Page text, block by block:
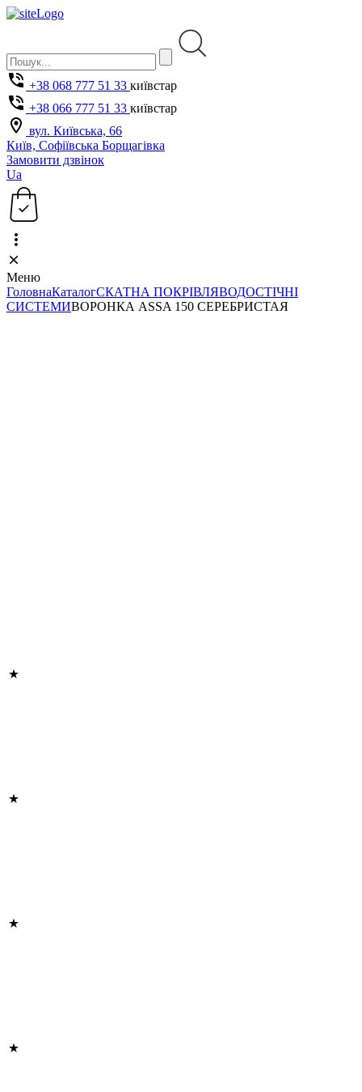
+38 068 777 51 33 київстар
+38 066 777 51 33 київстар
вул. Київська, 66
Київ, Софіївська Борщагівка
Замовити дзвінок
Ua
Меню
ГоловнаКаталогСКАТНА ПОКРІВЛЯВОДОСТІЧНІ
СИСТЕМИВОРОНКА ASSA 150 СЕРЕБРИСТАЯ